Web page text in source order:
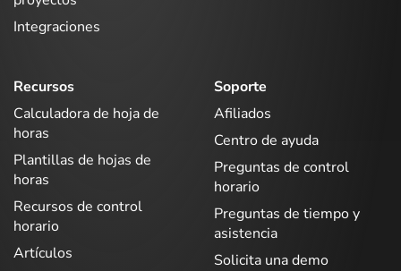
Integraciones
Recursos
Calculadora de hoja de
horas
Plantillas de hojas de
horas
Recursos de control
horario
Artículos
Soporte
Afiliados
Centro de ayuda
Preguntas de control
horario
Preguntas de tiempo y
asistencia
Solicita una demo